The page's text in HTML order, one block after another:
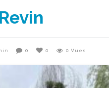
0 0 0 Vues